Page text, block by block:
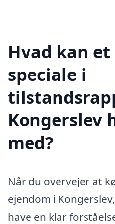
Hvad kan
speciale i
Kongerslev
med?
Når du overvejer at
ejendom i
have en klar